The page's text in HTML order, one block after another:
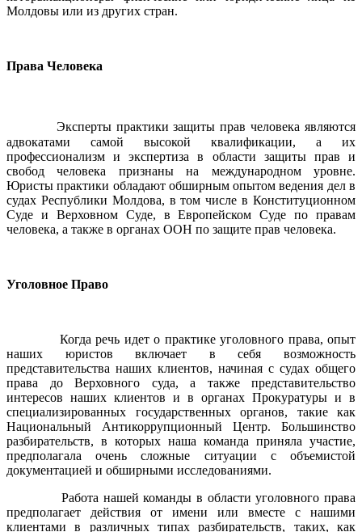
Молдовы или из других стран.
Права Человека
Эксперты практики защиты прав человека являются
адвокатами самой высокой квалификации, а их
профессионализм и экспертиза в области защиты прав и
свобод человека признаны на международном уровне.
Юристы практики обладают обширным опытом ведения дел в
судах Республики Молдова, в том числе в Конституционном
Суде и Верховном Суде, в Европейском Суде по правам
человека, а также в органах ООН по защите прав человека.
Уголовное Право
Когда речь идет о практике уголовного права, опыт
наших юристов включает в себя возможность
представительства наших клиентов, начиная с судах общего
права до Верховного суда, а также представительство
интересов наших клиентов и в органах Прокуратуры и в
специализированных государственных органов, такие как
Национальный Антикоррупционный Центр. Большинство
разбирательств, в которых наша команда приняла участие,
предполагала очень сложные ситуации с объемистой
документацией и обширными исследованиями.
Работа нашей команды в области уголовного права
предполагает действия от имени или вместе с нашими
клиентами в различных типах разбирательств, таких, как